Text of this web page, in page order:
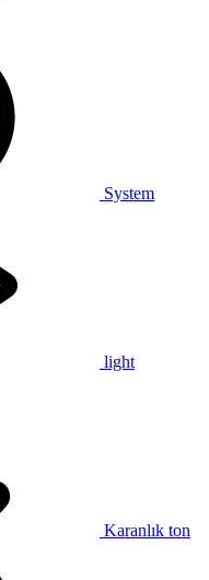
System
light
Karanlık ton